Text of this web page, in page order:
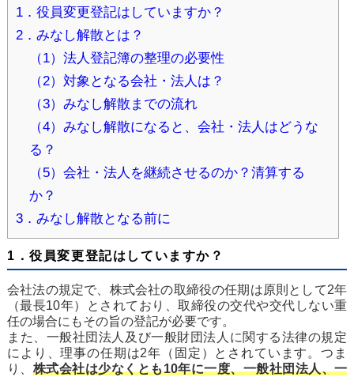
1．役員変更登記はしていますか？
2．みなし解散とは？
（1）法人登記簿の整理の必要性
（2）対象となる会社・法人は？
（3）みなし解散までの流れ
（4）みなし解散になると、会社・法人はどうな
る？
（5）会社・法人を継続させるのか？清算する
か？
3．みなし解散となる前に
1．役員変更登記はしていますか？
会社法の規定で、株式会社の取締役の任期は原則として2年
（最長10年）とされており、取締役の交代や交代しない重
任の場合にもその旨の登記が必要です。
また、一般社団法人及び一般財団法人に関する法律の規定
により、理事の任期は2年（固定）とされています。つま
り、 株式会社は少なくとも10年に一度、一般社団法人、一